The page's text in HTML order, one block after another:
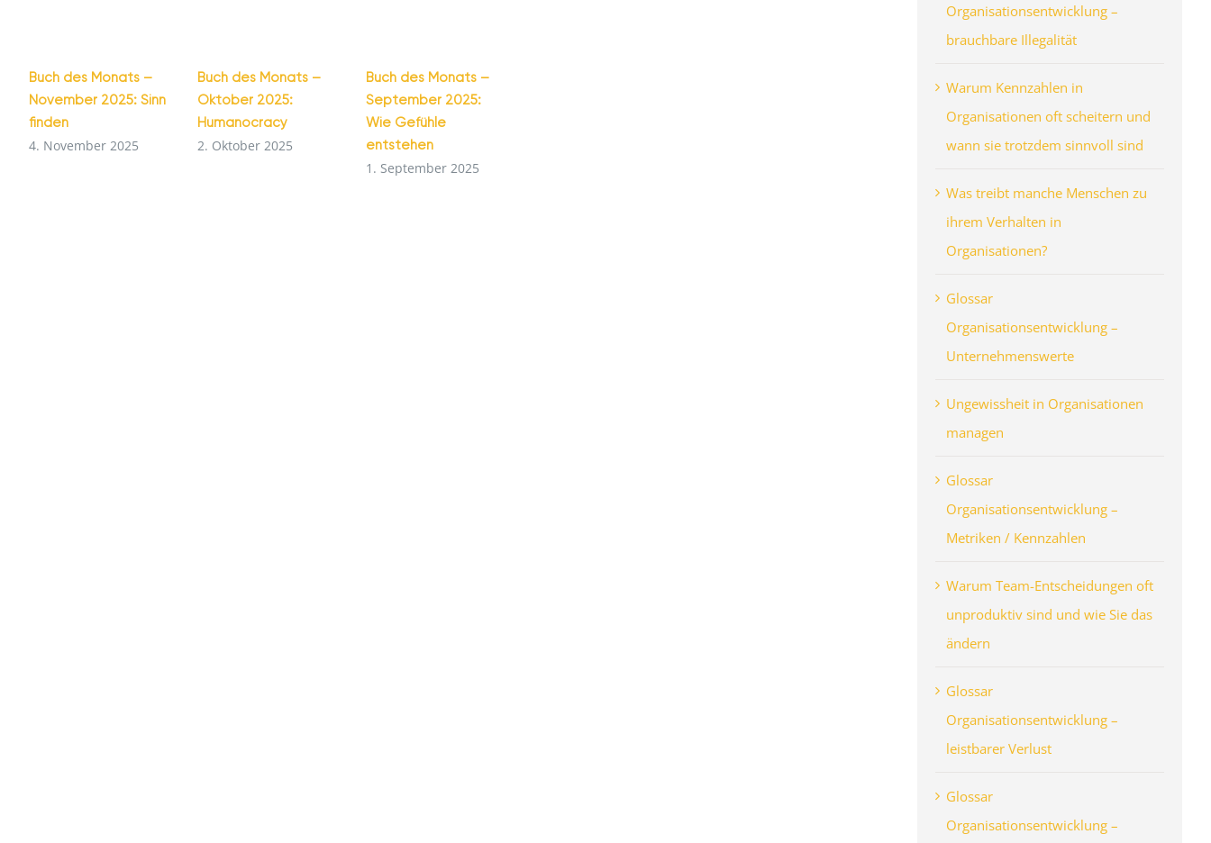
Buch des Monats –
November 2025: Sinn
finden
4. November 2025
Buch des Monats –
Oktober 2025:
Humanocracy
2. Oktober 2025
Buch des Monats –
September 2025:
Wie Gefühle
entstehen
1. September 2025
Organisationsentwicklung –
brauchbare Illegalität
Warum Kennzahlen in
Organisationen oft scheitern und
wann sie trotzdem sinnvoll sind
Was treibt manche Menschen zu
ihrem Verhalten in
Organisationen?
Glossar
Organisationsentwicklung –
Unternehmenswerte
Ungewissheit in Organisationen
managen
Glossar
Organisationsentwicklung –
Metriken / Kennzahlen
Warum Team-Entscheidungen oft
unproduktiv sind und wie Sie das
ändern
Glossar
Organisationsentwicklung –
leistbarer Verlust
Glossar
Organisationsentwicklung –